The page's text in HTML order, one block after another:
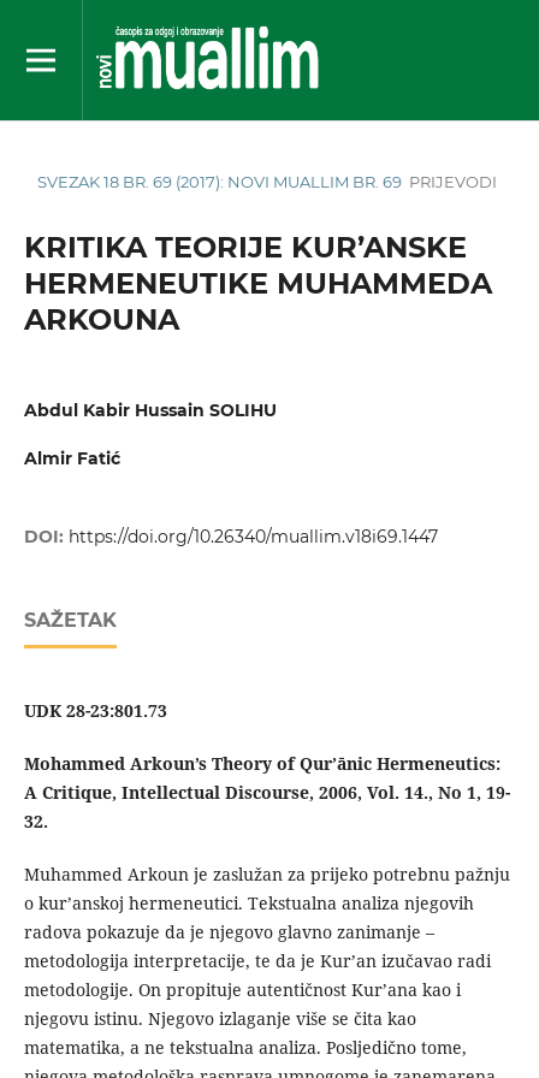
SVEZAK 18 BR. 69 (2017): NOVI MUALLIM BR. 69 PRIJEVODI
KRITIKA TEORIJE KUR’ANSKE
HERMENEUTIKE MUHAMMEDA
ARKOUNA
Abdul Kabir Hussain SOLIHU
Almir Fatić
DOI: https://doi.org/10.26340/muallim.v18i69.1447
SAŽETAK
UDK 28-23:801.73
Mohammed Arkoun’s Theory of Qur’ānic Hermeneutics:
A Critique, Intellectual Discourse, 2006, Vol. 14., No 1, 19-
32.
Muhammed Arkoun je zaslužan za prijeko potrebnu pažnju
o kur’anskoj hermeneutici. Tekstualna analiza njegovih
radova pokazuje da je njegovo glavno zanimanje –
metodologija interpretacije, te da je Kur’an izučavao radi
metodologije. On propituje autentičnost Kur’ana kao i
njegovu istinu. Njegovo izlaganje više se čita kao
matematika, a ne tekstualna analiza. Posljedično tome,